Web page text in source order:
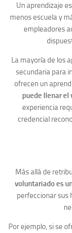
Un aprendizaje
menos escuela y
empleadores
La mayoría de los
secundaria para
ofrecen un
puede llenar el
experiencia
credencial
Más allá de
voluntariado es
perfeccionar sus
Por ejemplo, si se